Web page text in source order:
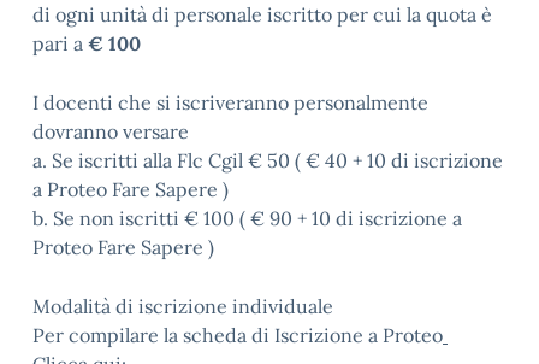
di ogni unità di personale iscritto per cui la quota è
pari a € 100
I docenti che si iscriveranno personalmente
dovranno versare
a. Se iscritti alla Flc Cgil € 50 ( € 40 + 10 di iscrizione
a Proteo Fare Sapere )
b. Se non iscritti € 100 ( € 90 + 10 di iscrizione a
Proteo Fare Sapere )
Modalità di iscrizione individuale
Per compilare la scheda di Iscrizione a Proteo